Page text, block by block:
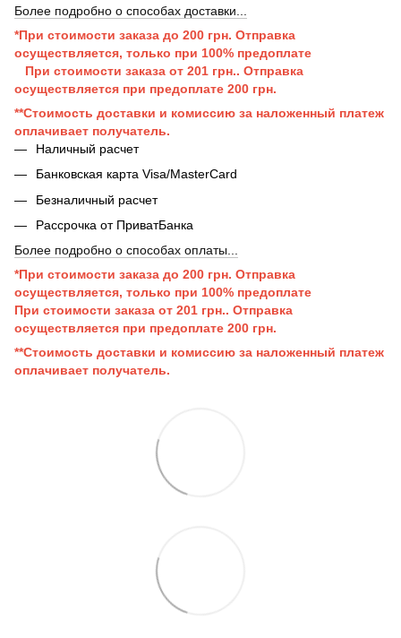
Более подробно о способах доставки...
*При стоимости заказа до 200 грн. Отправка
осуществляется, только при 100% предоплате
При стоимости заказа от 201 грн.. Отправка
осуществляется при предоплате 200 грн.
**Стоимость доставки и комиссию за наложенный платеж
оплачивает получатель.
Наличный расчет
Банковская карта Visa/MasterCard
Безналичный расчет
Рассрочка от ПриватБанка
Более подробно о способах оплаты...
*При стоимости заказа до 200 грн. Отправка
осуществляется, только при 100% предоплате
При стоимости заказа от 201 грн.. Отправка
осуществляется при предоплате 200 грн.
**Стоимость доставки и комиссию за наложенный платеж
оплачивает получатель.